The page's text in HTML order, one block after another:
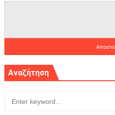
Αναζήτηση